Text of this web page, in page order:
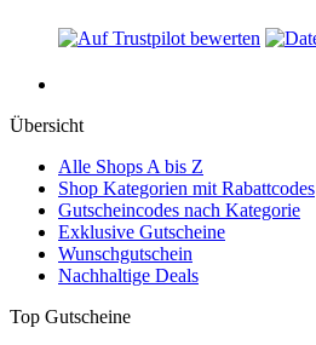
Übersicht
Alle Shops A bis Z
Shop Kategorien mit Rabattcodes
Gutscheincodes nach Kategorie
Exklusive Gutscheine
Wunschgutschein
Nachhaltige Deals
Top Gutscheine